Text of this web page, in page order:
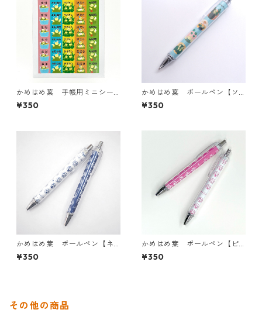
かめはめ葉 手帳用ミニシー
ル
¥350
かめはめ葉 ボールペン【ソ
ルくんVer】
¥350
かめはめ葉 ボールペン【ネ
イビー】
¥350
かめはめ葉 ボールペン【ピ
ンク】
¥350
その他の商品